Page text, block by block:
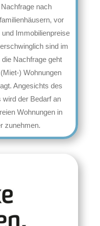
nach
vor
Immobilienpreise
sind im
Nachfrage geht
) Wohnungen
Angesichts des
wird der Bedarf an
Wohnungen in
zunehmen.